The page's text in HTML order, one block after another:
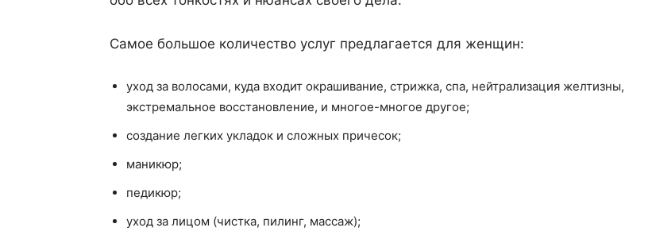
Самое большое количество услуг предлагается для женщин:
уход за волосами, куда входит окрашивание, стрижка, спа, нейтрализация желтизны,
экстремальное восстановление, и многое-многое другое;
создание легких укладок и сложных причесок;
маникюр;
педикюр;
уход за лицом (чистка, пилинг, массаж);